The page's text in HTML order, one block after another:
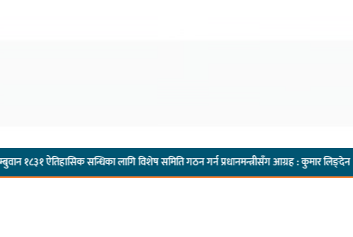
सन्धिका लागि विशेष समिति गठन गर्न प्रधानमन्त्रीसँग आग्रह : कुमार लिङ्देन ·